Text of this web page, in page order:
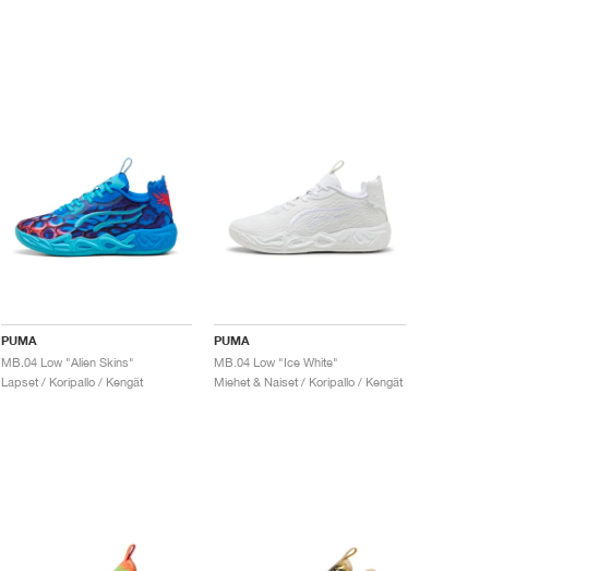
PUMA
MB.04 Low "Alien Skins"
Lapset / Koripallo / Kengät
PUMA
MB.04 Low "Ice White"
Miehet & Naiset / Koripallo / Kengät